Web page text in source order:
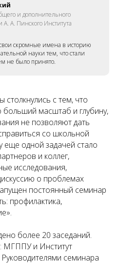
и дополнительного
А. Пинского Института
скромные имена в историю
науки тем, что стали
не было принято.
столкнулись с тем, что
больший масштаб и глубину,
не позволяют дать
со школьной
одной задачей стало
и коллег,
исследования,
о проблемах
постоянный семинар
профилактика,
более 20 заседаний.
МГППУ и Институт
семинара